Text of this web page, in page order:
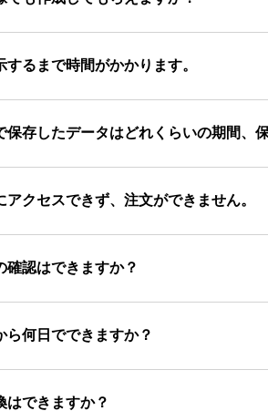
するまで時間がかかります。
保存したデータはどれくらいの期間、
アクセスできず、注文ができません。
確認はできますか？
ら何日でできますか？
はできますか？